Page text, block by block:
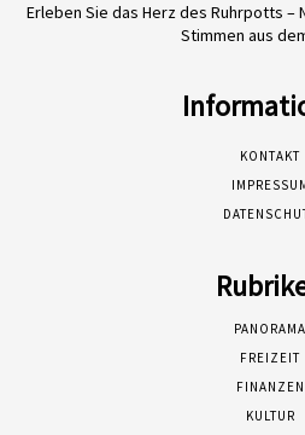
Erleben Sie das Herz des Ruhrpotts –
Stimmen aus
KONTAKT
PANORAMA
FREIZEIT
FINANZEN
KULTUR